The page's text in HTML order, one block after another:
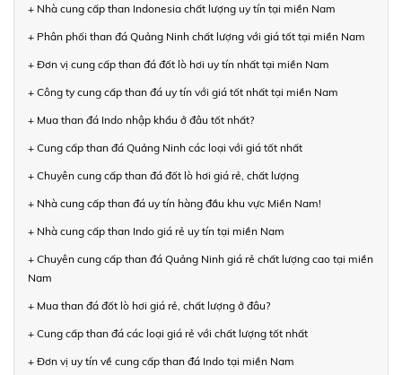
+ Nhà cung cấp than Indonesia chất lượng uy tín tại miền Nam
+ Phân phối than đá Quảng Ninh chất lượng với giá tốt tại miền Nam
+ Đơn vị cung cấp than đá đốt lò hơi uy tín nhất tại miền Nam
+ Công ty cung cấp than đá uy tín với giá tốt nhất tại miền Nam
+ Mua than đá Indo nhập khẩu ở đâu tốt nhất?
+ Cung cấp than đá Quảng Ninh các loại với giá tốt nhất
+ Chuyên cung cấp than đá đốt lò hơi giá rẻ, chất lượng
+ Nhà cung cấp than đá uy tín hàng đầu khu vực Miền Nam!
+ Nhà cung cấp than Indo giá rẻ uy tín tại miền Nam
+ Chuyên cung cấp than đá Quảng Ninh giá rẻ chất lượng cao tại miền
Nam
+ Mua than đá đốt lò hơi giá rẻ, chất lượng ở đâu?
+ Cung cấp than đá các loại giá rẻ với chất lượng tốt nhất
+ Đơn vị uy tín về cung cấp than đá Indo tại miền Nam